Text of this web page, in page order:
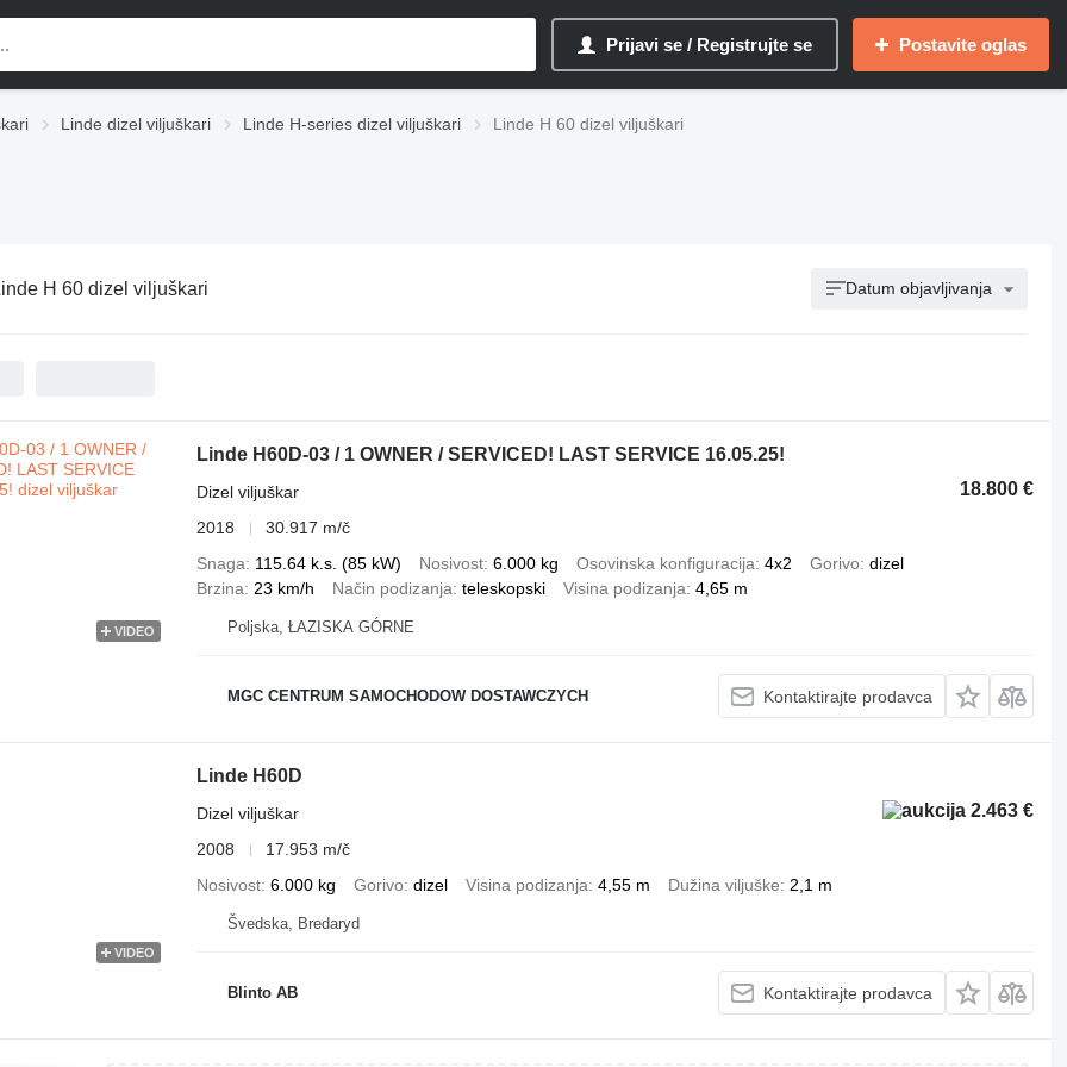
Prijavi se / Registrujte se Postavite oglas
Linde dizel viljuškari Linde H-series dizel viljuškari Linde H 60 dizel viljuškari
H 60 dizel viljuškari Datum objavljivanja
VIDEO
Linde H60D-03 / 1 OWNER / SERVICED! LAST SERVICE 16.05.25!
18.800 €
Dizel viljuškar
2018
30.917 m/č
Snaga
115.64 k.s. (85 kW) Nosivost 6.000 kg Osovinska konfiguracija 4x2 Gorivo dizel
Brzina
23 km/h Način podizanja teleskopski Visina podizanja 4,65 m
Poljska, ŁAZISKA GÓRNE
MGC CENTRUM SAMOCHODOW DOSTAWCZYCH Kontaktirajte prodavca
VIDEO
Linde H60D
2.463 €
Dizel viljuškar
2008
17.953 m/č
Nosivost 6.000 kg Gorivo dizel Visina podizanja 4,55 m Dužina viljuške 2,1 m
Švedska, Bredaryd
Blinto AB Kontaktirajte prodavca